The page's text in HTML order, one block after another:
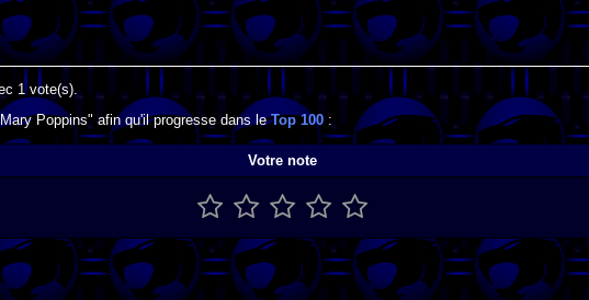
1vote(s).
Poppins" afin qu'il progresse dans leTop 100 :
Votre note